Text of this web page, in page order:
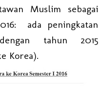
Muslim sebagai
ada peningkatan
tahun 2015
Korea).